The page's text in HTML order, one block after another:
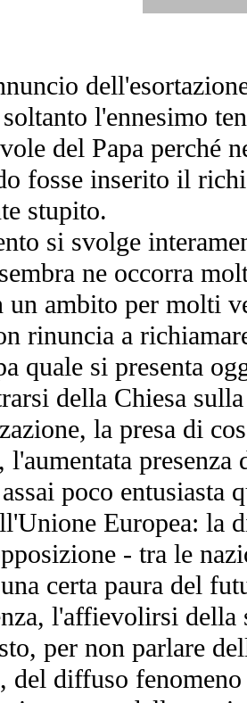
soltanto l'ennesimo
del Papa perché
fosse inserito il
stupito.
si svolge
ne occorra
un ambito per molti
rinuncia a
quale si presenta
della Chiesa
la presa di
l'aumentata
poco entusiasta
Europea: la
- tra le
certa paura del
l'affievolirsi della
per non parlare
del diffuso